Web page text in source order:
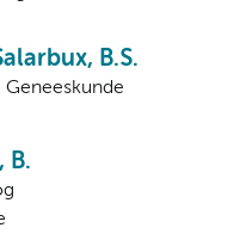
B.S.
Geneeskunde
B.